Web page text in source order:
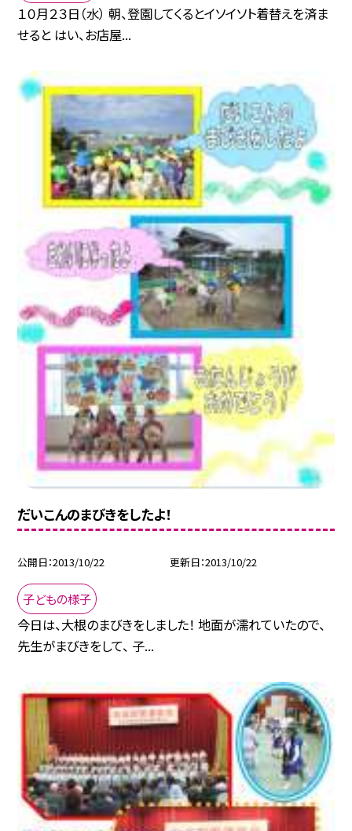
１０月２３日（水） 朝、登園してくるとイソイソト着替えを済ま
せると はい、お店屋...
だいこんのまびきをしたよ！
公開日 2013/10/22 更新日 2013/10/22
子どもの様子
今日は、大根のまびきをしました！ 地面が濡れていたので、
先生がまびきをして、 子...